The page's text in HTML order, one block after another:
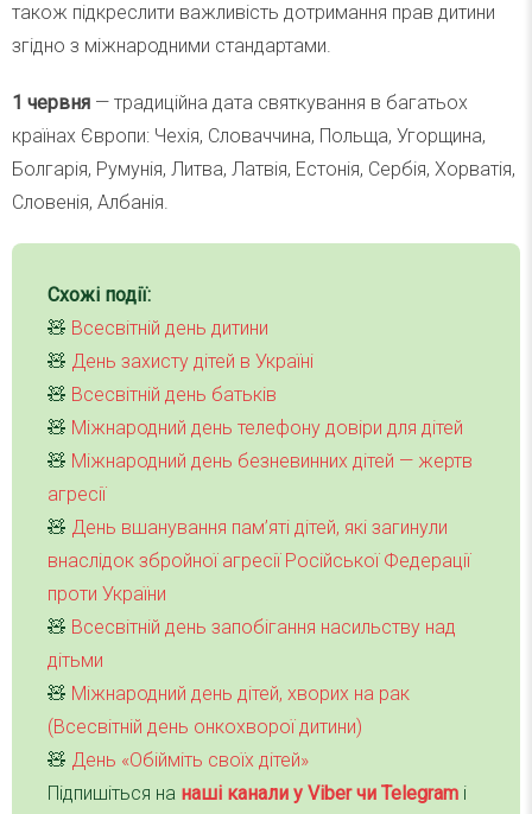
також підкреслити важливість дотримання прав дитини
згідно з міжнародними стандартами.
1 червня — традиційна дата святкування в багатьох
країнах Європи: Чехія, Словаччина, Польща, Угорщина,
Болгарія, Румунія, Литва, Латвія, Естонія, Сербія, Хорватія,
Словенія, Албанія.
Схожі події:
🧸 Всесвітній день дитини
🧸 День захисту дітей в Україні
🧸 Всесвітній день батьків
🧸 Міжнародний день телефону довіри для дітей
🧸 Міжнародний день безневинних дітей — жертв
агресії
🧸 День вшанування пам’яті дітей, які загинули
внаслідок збройної агресії Російської Федерації
проти України
🧸 Всесвітній день запобігання насильству над
дітьми
🧸 Міжнародний день дітей, хворих на рак
(Всесвітній день онкохворої дитини)
🧸 День «Обійміть своїх дітей»
Підпишіться на наші канали у Viber чи Telegram і